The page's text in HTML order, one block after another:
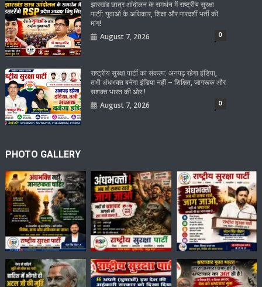
झारखंड छात्र आंदोलन के समर्थन में राष्ट्रीय सुरक्षा
पार्टी: युवाओं के अधिकार, शिक्षा और पारदर्शी भर्ती की
मांग!
August 7, 2026 0
राष्ट्रीय सुरक्षा पार्टी का संकल्प: अनपढ़ रहेगा इंडिया,
तभी अंधभक्त बनेगा इंडिया नहीं – शिक्षित, जागरूक और
सशक्त भारत की ओर !
August 7, 2026 0
PHOTO GALLERY